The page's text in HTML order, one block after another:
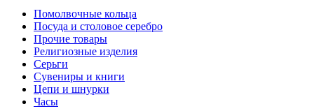
Помолвочные кольца
Посуда и столовое серебро
Прочие товары
Религиозные изделия
Серьги
Сувениры и книги
Цепи и шнурки
Часы